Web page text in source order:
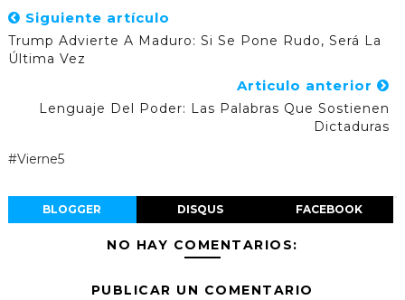
Siguiente artículo
Trump Advierte A Maduro: Si Se Pone Rudo, Será La
Última Vez
Articulo anterior
Lenguaje Del Poder: Las Palabras Que Sostienen
Dictaduras
#Vierne5
BLOGGER DISQUS FACEBOOK
NO HAY COMENTARIOS:
PUBLICAR UN COMENTARIO